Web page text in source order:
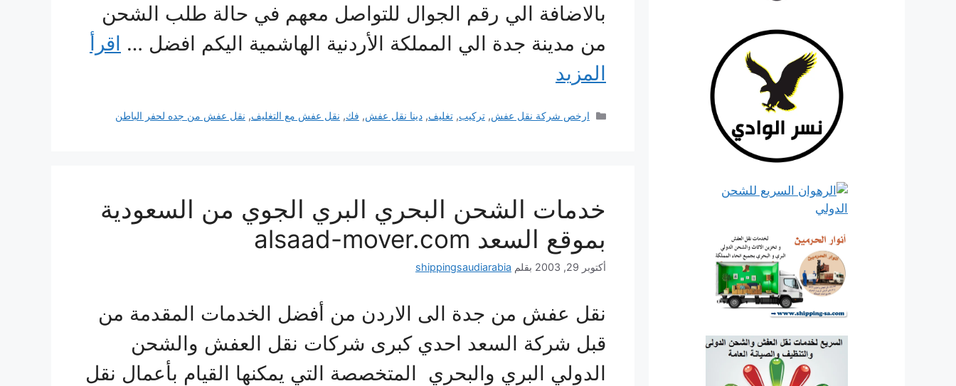
بالاضافة الي رقم الجوال للتواصل معهم في حالة طلب الشحن
من مدينة جدة الي المملكة الأردنية الهاشمية اليكم افضل … اقرأ
المزيد
التصنيفات
ارخص شركة نقل عفش,تركيب,تغليف,دينا نقل عفش, فك, نقل عفش مع التغليف, نقل عفش من جده لحفر الباطن
خدمات الشحن البحري البري الجوي من السعودية
بموقع السعد alsaad-mover.com
أكتوبر 29, 2003 بقلم shippingsaudiarabia
نقل عفش من جدة الى الاردن من أفضل الخدمات المقدمة من
قبل شركة السعد احدي كبرى شركات نقل العفش والشحن
الدولي البري والبحري المتخصصة التي يمكنها القيام بأعمال نقل